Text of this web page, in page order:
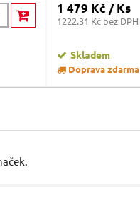
1 479 Kč / Ks
1222.31 Kč bez DPH
Skladem
Doprava zdarma